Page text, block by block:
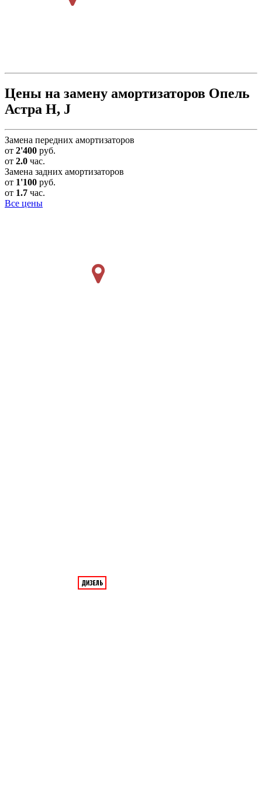
Цены на замену амортизаторов Опель
Астра H, J
Замена передних амортизаторов
от 2'400 руб.
от 2.0 час.
Замена задних амортизаторов
от 1'100 руб.
от 1.7 час.
Все цены